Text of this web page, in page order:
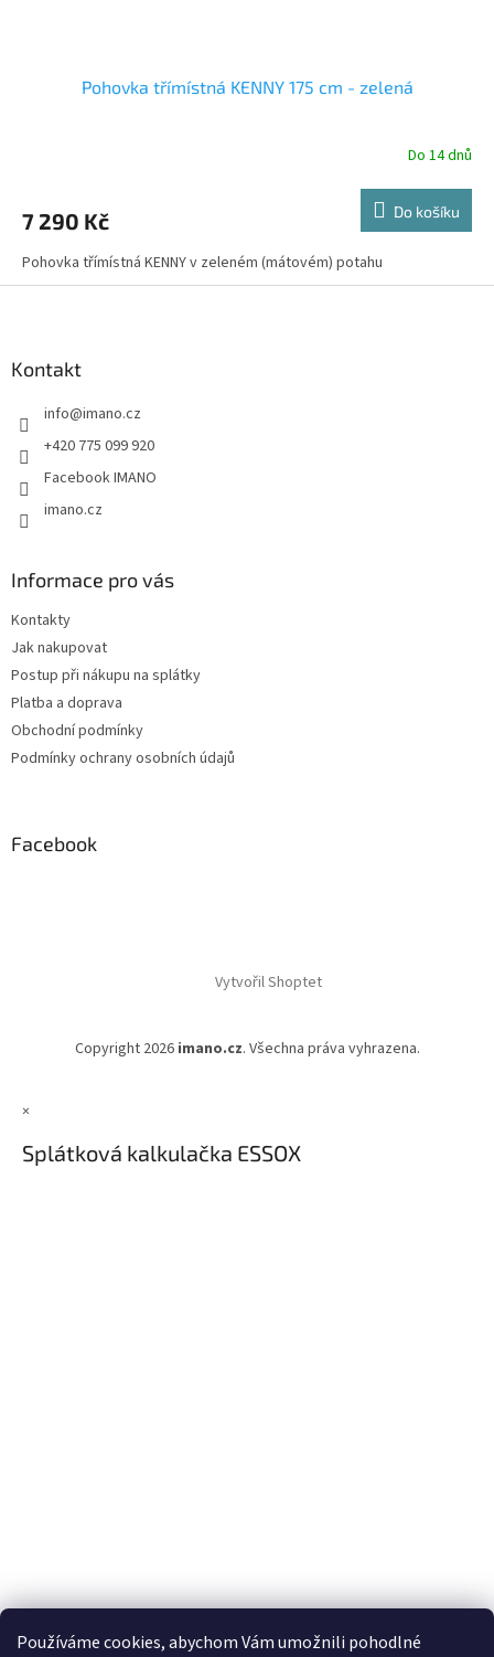
Používáme cookies, abychom Vám umožnili pohodlné
Pohovka třímístná KENNY 175 cm - zelená
Do 14 dnů
7 290 Kč Do košíku
Pohovka třímístná KENNY v zeleném (mátovém) potahu
Kontakt
info@imano.cz
+420 775 099 920
Facebook IMANO
imano.cz
Informace pro vás
Kontakty
Jak nakupovat
Postup při nákupu na splátky
Platba a doprava
Obchodní podmínky
Podmínky ochrany osobních údajů
Facebook
Vytvořil Shoptet
Copyright 2026 imano.cz. Všechna práva vyhrazena.
×
Splátková kalkulačka ESSOX